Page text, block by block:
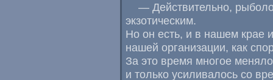
— Действительно,
экзотическим.
Но он есть, и в нашем крае
нашей организации, как
За это время многое
и только усиливалось со